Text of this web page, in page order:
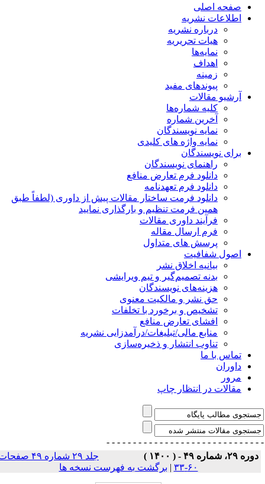
صفحه اصلی
اطلاعات نشریه
درباره نشریه
هیات تحریریه
نمایه‌ها
اهداف
زمینه
پیوندهای مفید
آرشیو مقالات
کلیه شماره‌ها
آخرین شماره
نمایه نویسندگان
نمایه واژه های کلیدی
برای نویسندگان
راهنمای نویسندگان
دانلود فرم تعارض منافع
دانلود فرم تعهدنامه
دانلود فرمت ساختار مقالات پیش از داوری (لطفاً طبق
همین فرمت تنظیم و بارگذاری نمایید
فرآیند داوری مقالات
فرم ارسال مقاله
پرسش های متداول
اصول شفافیت
بیانیه اخلاق نشر
بدنه تصمیم‌گیر و تیم ویرایشی
هزینه‌های نویسندگان
حق نشر و مالکیت معنوی
تشخیص و برخورد با تخلفات
افشای تعارض منافع
منابع مالی/تبلیغات/درآمدزایی نشریه
تناوب انتشار و ذخیره‌سازی
تماس با ما
داوران
مرور
مقالات در انتظار چاپ
- - - - - - - - - - - - -
- - - - - - - - - - - - - - -
دوره ۲۹، شماره ۴۹ - ( ۱۴۰۰ )
جلد ۲۹ شماره ۴۹ صفحات
۶۰-۳۳
|برگشت به فهرست نسخه ها